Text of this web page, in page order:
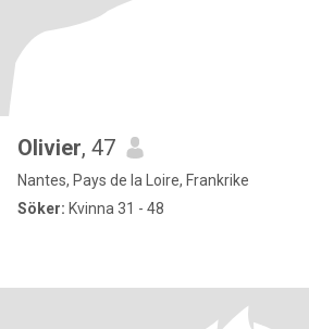
Olivier, 47
Nantes, Pays de la Loire, Frankrike
Söker: Kvinna 31 - 48